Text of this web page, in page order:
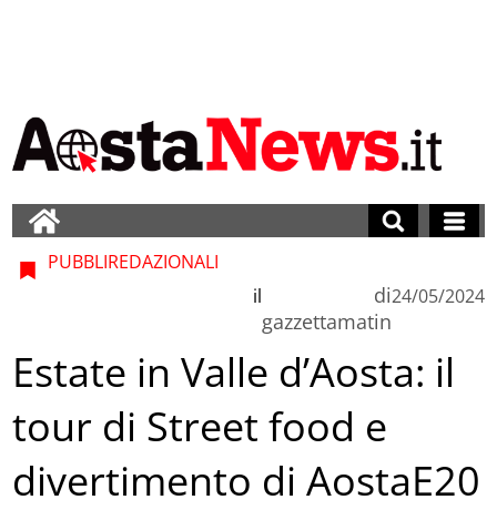
PUBBLIREDAZIONALI
di
gazzettamatin
il 24/05/2024
Estate in Valle d’Aosta: il
tour di Street food e
divertimento di AostaE20